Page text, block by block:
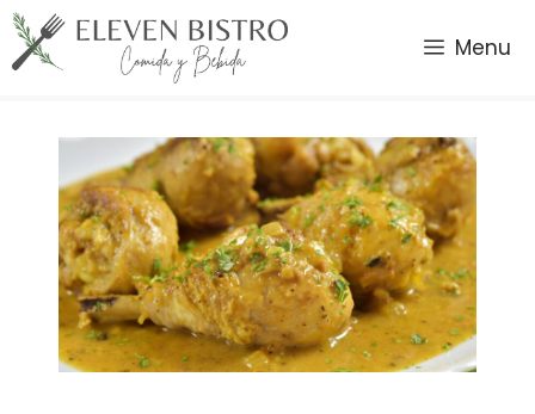
Saltar
al
contenido
Menu